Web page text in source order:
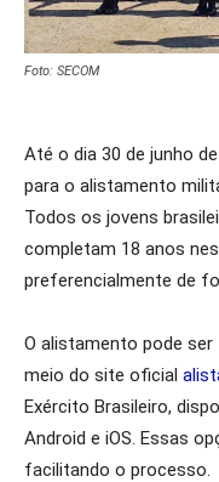
Foto: SECOM
Até o dia 30 de junho
para o alistamento
Todos os jovens
completam 18 anos
preferencialmente de
O alistamento pode
meio do site oficial
Exército Brasileiro,
Android e iOS. Essas
facilitando o processo.